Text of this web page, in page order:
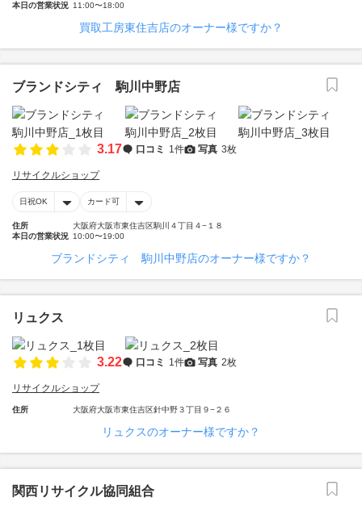
本日の営業状況 11:00〜18:00
買取工房東住吉店のオーナー様ですか？
ブランドシティ 駒川中野店
3.17 口コミ 1件 写真 3枚
リサイクルショップ
日祝OK カード可
住所
大阪府大阪市東住吉区駒川４丁目４−１８
本日の営業状況 10:00〜19:00
ブランドシティ 駒川中野店のオーナー様ですか？
リュクス
3.22 口コミ 1件 写真 2枚
リサイクルショップ
住所 大阪府大阪市東住吉区針中野３丁目９−２６
リュクスのオーナー様ですか？
関西リサイクル協同組合